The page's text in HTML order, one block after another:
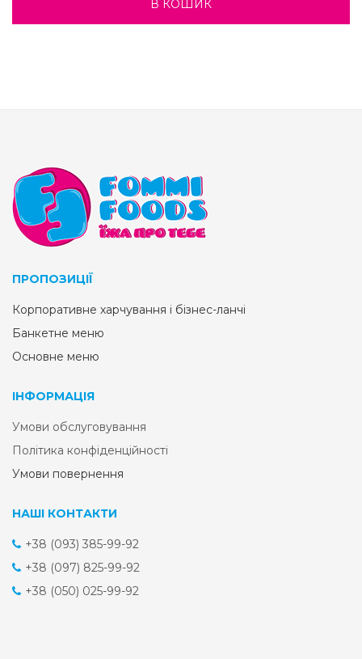
ПРОПОЗИЦІЇ
Корпоративне харчування і бізнес-ланчі
Банкетне меню
Основне меню
ІНФОРМАЦІЯ
Умови обслуговування
Політика конфіденційності
Умови повернення
НАШІ КОНТАКТИ
+38 (093) 385-99-92
+38 (097) 825-99-92
+38 (050) 025-99-92